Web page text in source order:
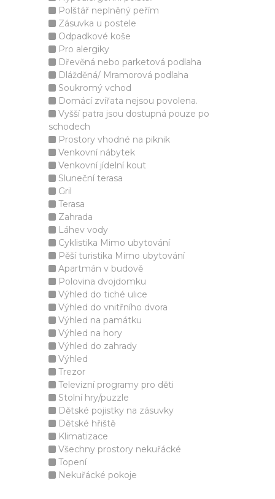
Polštář neplněný peřím
Zásuvka u postele
Odpadkové koše
Pro alergiky
Dřevěná nebo parketová podlaha
Dlážděná/ Mramorová podlaha
Soukromý vchod
Domácí zvířata nejsou povolena.
Vyšší patra jsou dostupná pouze po
schodech
Prostory vhodné na piknik
Venkovní nábytek
Venkovní jídelní kout
Sluneční terasa
Gril
Terasa
Zahrada
Láhev vody
Cyklistika Mimo ubytování
Pěší turistika Mimo ubytování
Apartmán v budově
Polovina dvojdomku
Výhled do tiché ulice
Výhled do vnitřního dvora
Výhled na památku
Výhled na hory
Výhled do zahrady
Výhled
Trezor
Televizní programy pro děti
Stolní hry/puzzle
Dětské pojistky na zásuvky
Dětské hřiště
Klimatizace
Všechny prostory nekuřácké
Topení
Nekuřácké pokoje